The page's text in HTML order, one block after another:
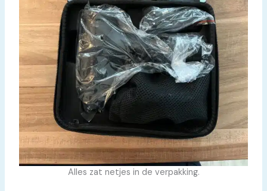
Alles zat netjes in de verpakking.